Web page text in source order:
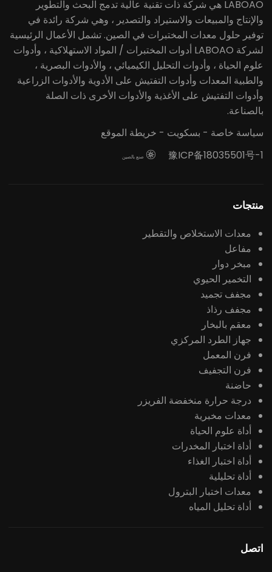
LABOAO هي شركة ذات تقنية عالية تدمج البحث والتطوير
والإنتاج والمبيعات والاستيراد والتصدير ، وهي شركة رائدة في
توفير حلول معدات المختبرات في الصين. تشمل الأعمال الرئيسية
لشركة LABOAO أدوات المختبرات / المواد الاستهلاكية ، وأدوات
علوم الحياة ، وأدوات التحليل الكيميائي ، والأدوات البصرية ،
والطبية المعدات وأدوات التفتيش على الأدوية والأدوات الزراعية
وأدوات التفتيش على الأغذية والأدوات الأخرى ذات الصلة
بالصناعة.
سياسة خاصة - بسكويت - خريطة الموقع
豫ICP备18035501号-1
 صنع بالصين
منتجات
معدات الاستخلاص والتقطير
مفاعل
مبخر دوار
التخمير الحيوي
مجفف تجميد
مجفف رذاذ
معقم بالبخار
جهاز الطرد المركزي
فرن المعمل
فرن التجفيف
حاضنة
درجة حرارة منخفضة الفريزر
معدات مخبرية
أداة علوم الحياة
أداة اختبار المخدرات
أداة اختبار الغذاء
أداة تحليلية
معدات اختبار البترول
أداة تحليل المياه
اتصل